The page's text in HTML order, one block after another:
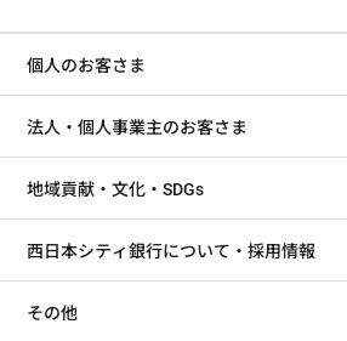
個人のお客さま
法人・個人事業主のお客さま
地域貢献・文化・SDGs
西日本シティ銀行について・採用情報
その他